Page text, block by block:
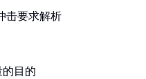
击要求解析
目的